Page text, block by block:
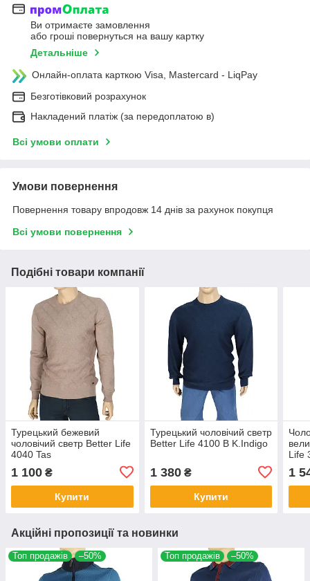
Ви отримаєте замовлення
або гроші повернуться на вашу картку
Детальніше
Онлайн-оплата карткою Visa, Mastercard - LiqPay
Безготівковий розрахунок
Накладений платіж (за передоплатою в)
Всі умови оплати
Умови повернення
Повернення товару впродовж 14 днів за рахунок покупця
Всі умови повернення
Подібні товари компанії
Турецький бежевий
чоловічий светр Better Life
4040 Tas
1 100 ₴
Купити
Турецький чоловічий светр
Better Life 4100 B K.Indigo
1 380₴
Купити
Life
1
Акційні пропозиції та новинки
Топ продажів –50% Топ продажів –50%